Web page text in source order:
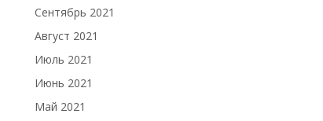
Сентябрь 2021
Август 2021
Июль 2021
Июнь 2021
Май 2021